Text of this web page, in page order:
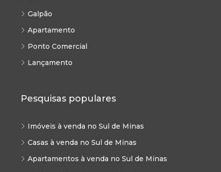
Galpão
Apartamento
Ponto Comercial
Lançamento
Pesquisas populares
Imóveis à venda no Sul de Minas
Casas à venda no Sul de Minas
Apartamentos à venda no Sul de Minas